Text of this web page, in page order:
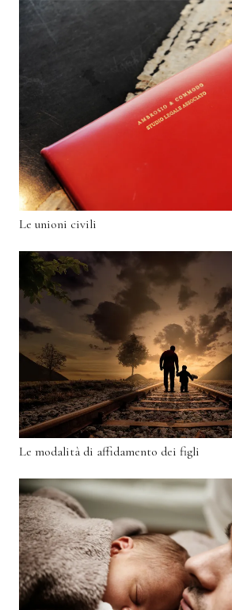
Le unioni civili
Le modalità di affidamento dei figli